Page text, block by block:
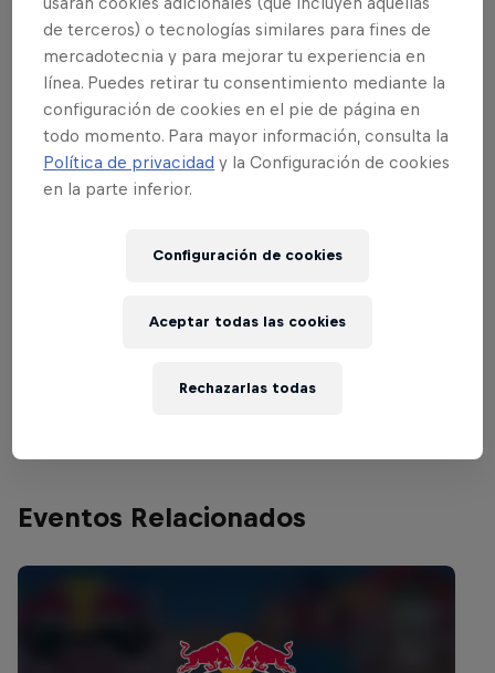
así:
Santiago: Club Palestino / 2 de octubre.
Iquique: Playa Cavancha / 16 de octubre.
Antofagasta: Las Almejas / 23 de octubre.
Valparaíso: Plaza Sotomayor / 30 de octubre
Final Nacional: Por confirmar / 05 de
las fechas en cuestión, deben contar con su
Eventos Relacionados
de terceros) o tecnologías similares para fines de
mercadotecnia y para mejorar tu experiencia en
línea. Puedes retirar tu consentimiento mediante la
configuración de cookies en el pie de página en
todo momento. Para mayor información, consulta la
Política de privacidad y la Configuración de cookies
en la parte inferior.
Configuración de cookies
Rechazarlas todas
Aceptar todas las cookies